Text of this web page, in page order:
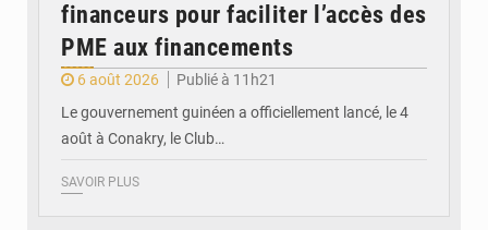
financeurs pour faciliter l’accès des
PME aux financements
6 août 2026
Publié à 11h21
Le gouvernement guinéen a officiellement lancé, le 4
août à Conakry, le Club…
SAVOIR PLUS